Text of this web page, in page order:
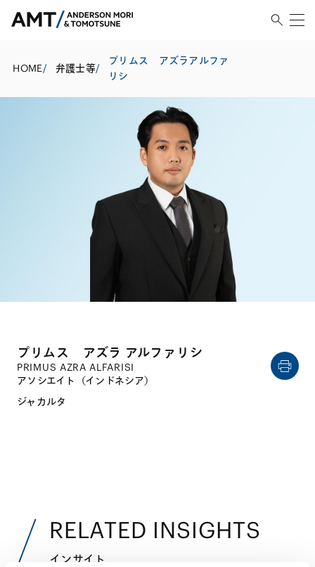
HOME/ 弁護士等/
プリムス アズラアルファ
リシ
プリムス アズラ アルファリシ
PRIMUS AZRA ALFARISI
アソシエイト（インドネシア）
ジャカルタ
RELATED INSIGHTS
インサイト